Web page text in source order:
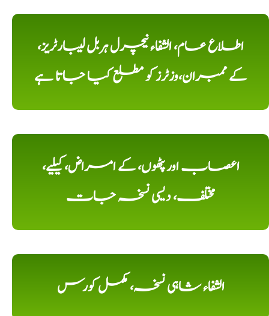
اطلاع عام، الشفاء نیچرل ہربل لیبارٹریز،
کے ممبران،وزٹرز کو مطلع کیا جاتا ہے
اعصاب اور پٹھوں، کے امراض، کیلیے،
مختلف، دیسی نسخہ جات
الشفاء شاہی نسخہ، مکمل کورس